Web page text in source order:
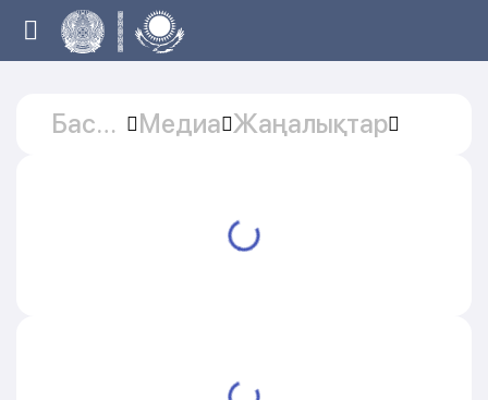
Басты
Медиа Жаңалықтар